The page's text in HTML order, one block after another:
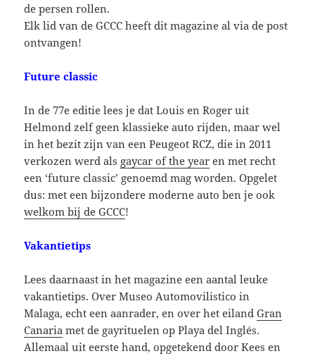
de persen rollen.
Elk lid van de GCCC heeft dit magazine al via de post
ontvangen!
Future classic
In de 77e editie lees je dat Louis en Roger uit
Helmond zelf geen klassieke auto rijden, maar wel
in het bezit zijn van een Peugeot RCZ, die in 2011
verkozen werd als gaycar of the year en met recht
een ‘future classic’ genoemd mag worden. Opgelet
dus: met een bijzondere moderne auto ben je ook
welkom bij de GCCC!
Vakantietips
Lees daarnaast in het magazine een aantal leuke
vakantietips. Over Museo Automovilistico in
Malaga, echt een aanrader, en over het eilandGran
Canaria met de gayrituelen op Playa del Inglés.
Allemaal uit eerste hand, opgetekend door Kees en